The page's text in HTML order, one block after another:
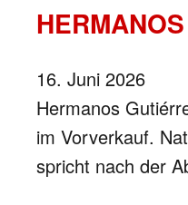
16. Juni 2026
Hermanos
im Vorverkauf.
spricht nach der